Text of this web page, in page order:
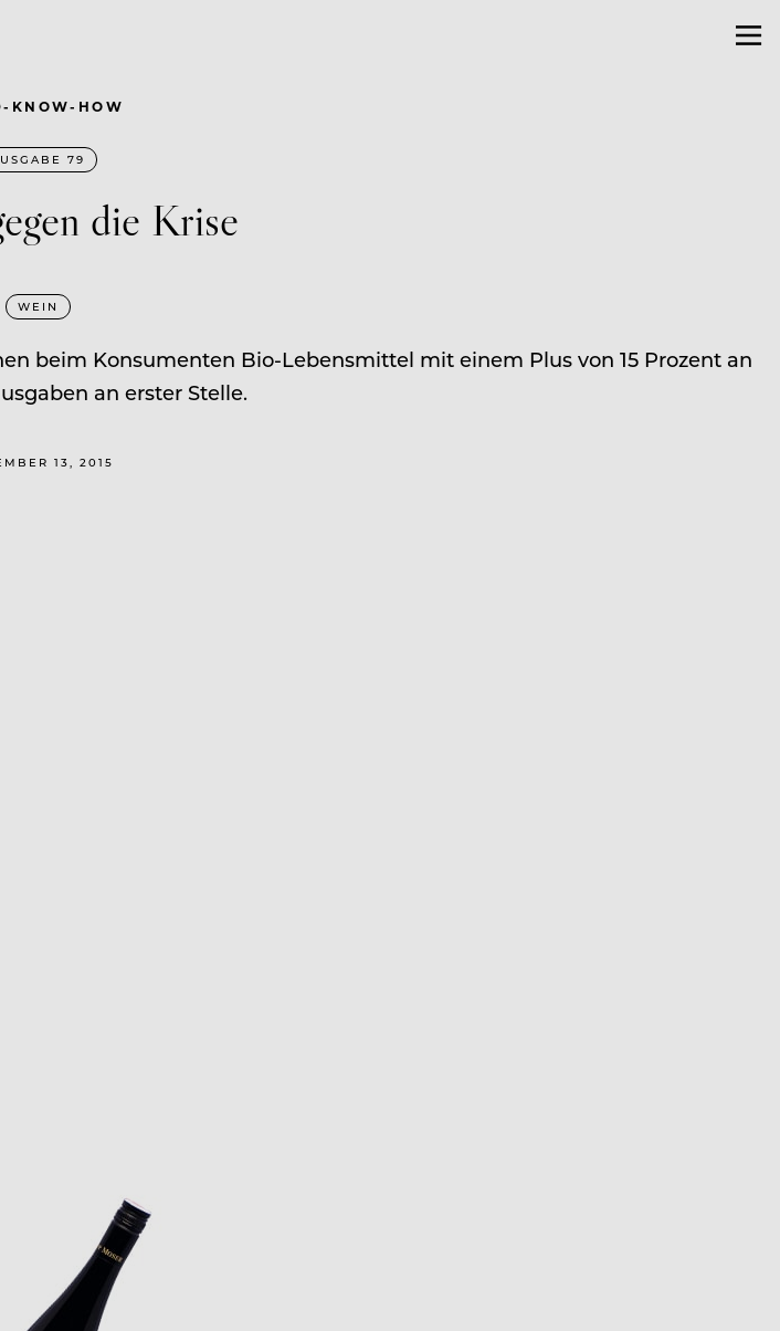
KNOW-HOW
79
die Krise
WEIN
beim Konsumenten Bio-Lebensmittel mit einem Plus von 15 Prozent an
an erster Stelle.
13, 2015